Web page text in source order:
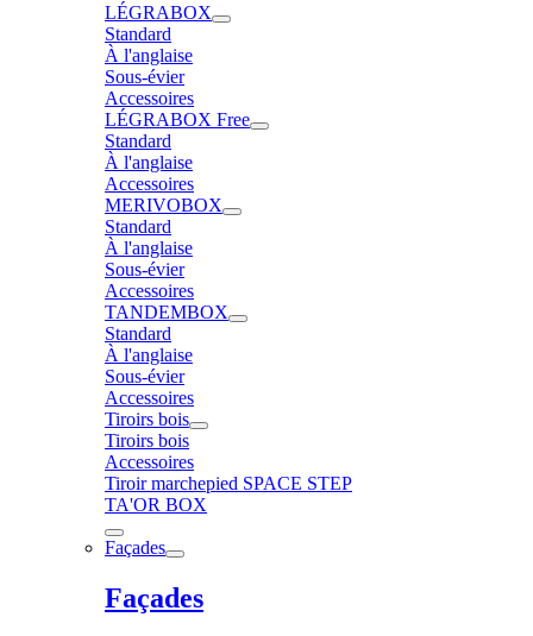
LÉGRABOX
Standard
À l'anglaise
Sous-évier
Accessoires
LÉGRABOX Free
Standard
À l'anglaise
Accessoires
MERIVOBOX
Standard
À l'anglaise
Sous-évier
Accessoires
TANDEMBOX
Standard
À l'anglaise
Sous-évier
Accessoires
Tiroirs bois
Tiroirs bois
Accessoires
Tiroir marchepied SPACE STEP
TA'OR BOX
Façades
Façades